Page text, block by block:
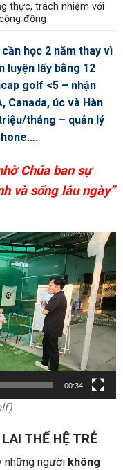
thực, trách nhiệm với
đồng
học 2 năm thay vì
luyện lấy bằng 12
golf <5 – nhận
Canada, úc và Hàn
tháng – quản lý
Chúa ban sự
và sống lâu ngày”
00:34
THẾ HỆ TRẺ
những người không